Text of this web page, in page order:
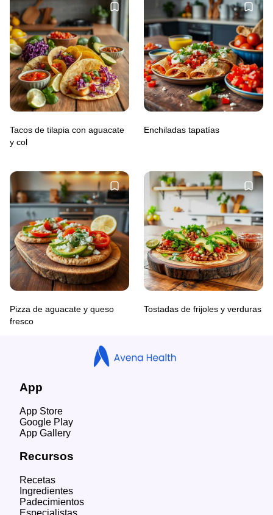
Tacos de tilapia con aguacate
y col
Enchiladas tapatías
Pizza de aguacate y queso
fresco
Tostadas de frijoles y verduras
App
App Store
Google Play
App Gallery
Recursos
Recetas
Ingredientes
Padecimientos
Especialistas